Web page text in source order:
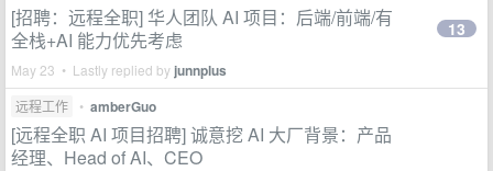
[招聘：远程全职] 华人团队 AI 项目：后端/前端/有
全栈+AI 能力优先考虑
May 23 • Lastly replied by junnplus
13
远程工作 • amberGuo
[远程全职 AI 项目招聘] 诚意挖 AI 大厂背景：产品
经理、Head of AI、CEO